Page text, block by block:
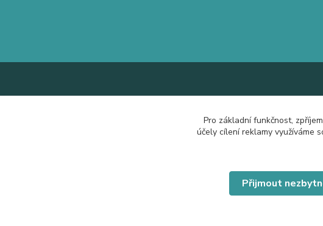
Pro základní funkčnost,
účely cílení reklamy využíváme
Přijmout